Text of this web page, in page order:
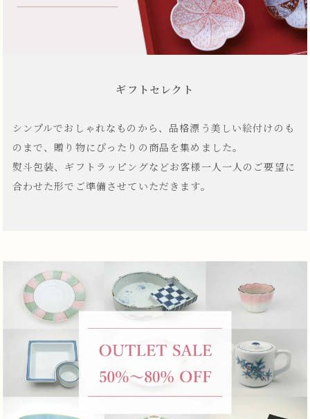
ギフトセレクト
シンプルでおしゃれなものから、品格漂う美しい絵付けのも
のまで、贈り物にぴったりの商品を集めました。
熨斗包装、ギフトラッピングなどお客様一人一人のご要望に
合わせた形でご準備させていただきます。